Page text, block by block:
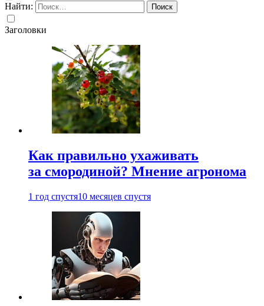
Найти:
Заголовки
Как правильно ухаживать
за смородиной? Мнение агронома
1 год спустя10 месяцев спустя